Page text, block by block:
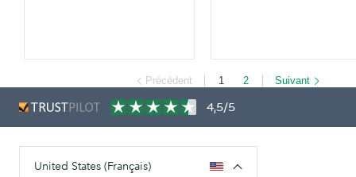
Précédent 1 2 Suivant
4,5/5
United States (Français)